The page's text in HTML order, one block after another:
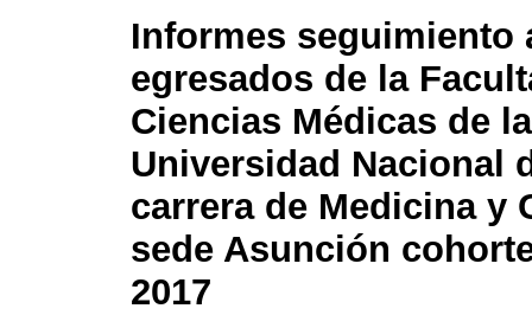
Informes seguimiento
egresados de la
Ciencias Médicas de la
Universidad Nacional
carrera de Medicina y
sede Asunción
2017